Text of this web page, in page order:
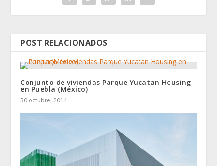
POST RELACIONADOS
Conjunto de viviendas Parque Yucatan Housing
en Puebla (México)
30 octubre, 2014